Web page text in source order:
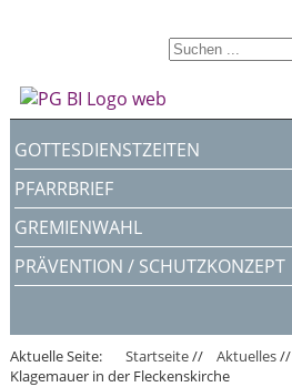
GOTTESDIENSTZEITEN
PFARRBRIEF
GREMIENWAHL
PRÄVENTION / SCHUTZKONZEPT
Aktuelle Seite: Startseite// Aktuelles//
Klagemauer in der Fleckenskirche